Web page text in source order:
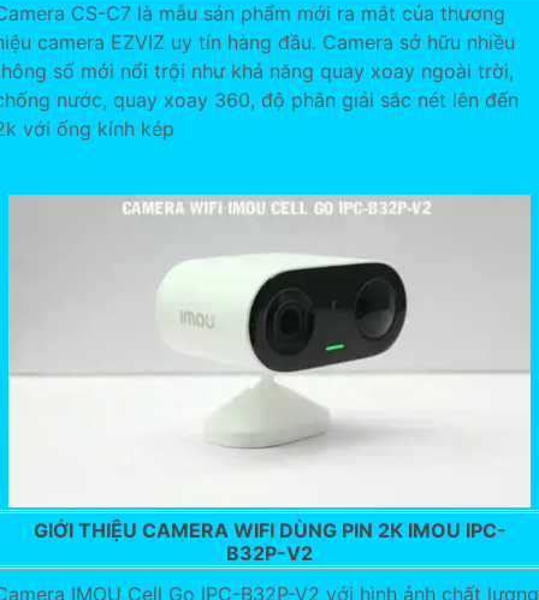
CS-C7 là mẫu sản phẩm mới ra mắt của thương
camera EZVIZ uy tín hàng đầu. Camera sở hữu nhiều
số mới nổi trội như khả năng quay xoay ngoài trời,
nước, quay xoay 360, độ phân giải sắc nét lên đến
với ống kính kép
GIỚI THIỆU CAMERA WIFI DÙNG PIN 2K IMOU IPC-
B32P-V2
IMOU Cell Go IPC-B32P-V2 với hình ảnh chất lượng